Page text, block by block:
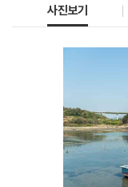
사진보기